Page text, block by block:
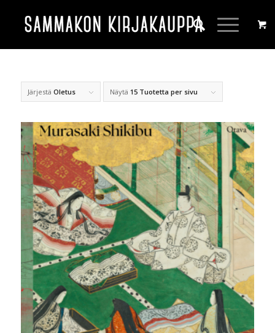
Järjestä Oletus Näytä 15 Tuotetta per sivu